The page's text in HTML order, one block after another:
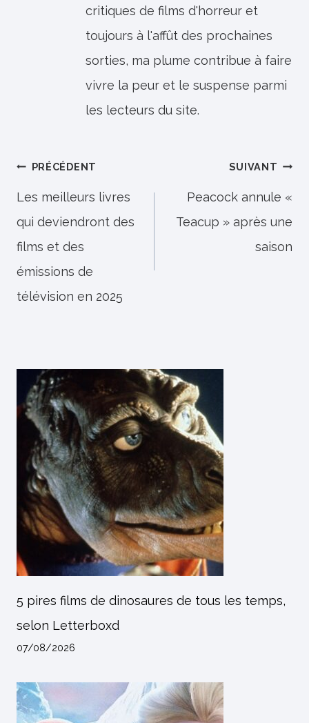
critiques de films d'horreur et
toujours à l'affût des prochaines
sorties, ma plume contribue à faire
vivre la peur et le suspense parmi
les lecteurs du site.
Navigation
de
l’article
PRÉCÉDENT
Les meilleurs livres
qui deviendront des
films et des
émissions de
télévision en 2025
SUIVANT
Peacock annule «
Teacup » après une
saison
5 pires films de dinosaures de tous les temps,
selon Letterboxd
07/08/2026